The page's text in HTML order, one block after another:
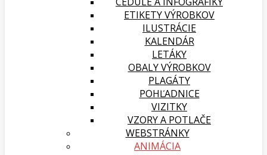
ETIKETY VÝROBKOV
ILUSTRÁCIE
KALENDÁR
LETÁKY
OBALY VÝROBKOV
PLAGÁTY
POHĽADNICE
VIZITKY
VZORY A POTLAČE
WEBSTRÁNKY
ANIMÁCIA